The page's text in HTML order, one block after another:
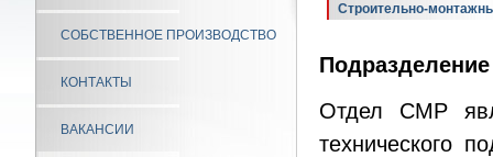
СОБСТВЕННОЕ ПРОИЗВОДСТВО
КОНТАКТЫ
ВАКАНСИИ
Строительно-
Отдел СМР
технического